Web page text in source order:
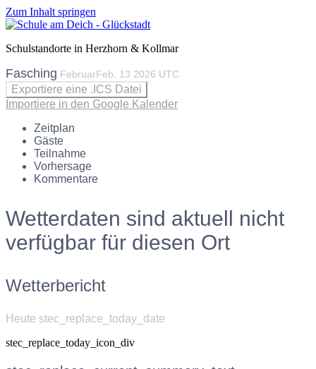
Zum Inhalt springen
Schulstandorte in Herzhorn & Kollmar
Fasching FebruarFeb. 13 2026 UTC
Exportiere eine .ICS Datei
Importiere in den Google Kalender
Zeitplan
Gäste
Teilnahme
Vorhersage
Kommentare
Wetterdaten sind aktuell nicht
verfügbar für diesen Ort
Wetterbericht
Heute stec_replace_today_date
stec_replace_today_icon_div